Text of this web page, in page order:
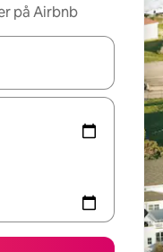
på Airbnb
navigera med upp-